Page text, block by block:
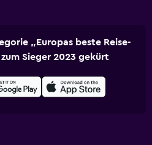
„Europas beste Reise-
Sieger 2023 gekürt